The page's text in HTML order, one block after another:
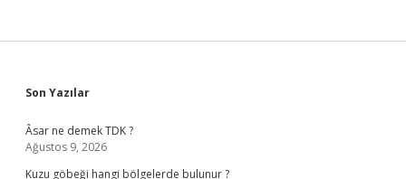
Sidebar
Son Yazılar
Âsar ne demek TDK ?
Ağustos 9, 2026
Kuzu göbeği hangi bölgelerde bulunur ?